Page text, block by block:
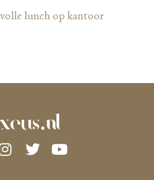
lunch op kantoor